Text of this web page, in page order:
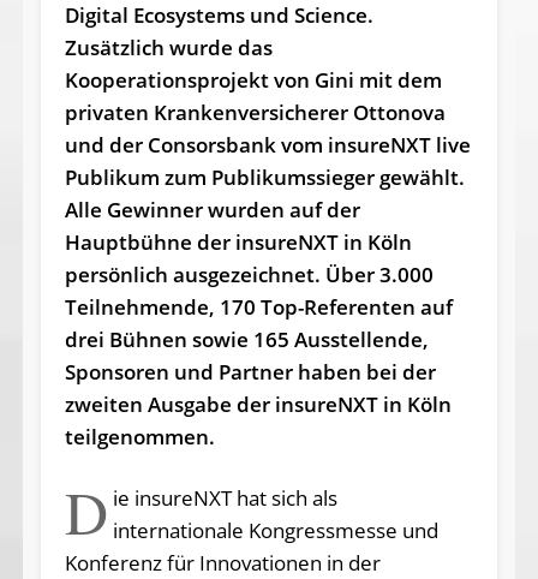
Digital Ecosystems und Science.
Zusätzlich wurde das
Kooperationsprojekt von Gini mit dem
privaten Krankenversicherer Ottonova
und der Consorsbank vom insureNXT live
Publikum zum Publikumssieger gewählt.
Alle Gewinner wurden auf der
Hauptbühne der insureNXT in Köln
persönlich ausgezeichnet. Über 3.000
Teilnehmende, 170 Top-Referenten auf
drei Bühnen sowie 165 Ausstellende,
Sponsoren und Partner haben bei der
zweiten Ausgabe der insureNXT in Köln
teilgenommen.
D ie insureNXT hat sich als
internationale Kongressmesse und
Konferenz für Innovationen in der